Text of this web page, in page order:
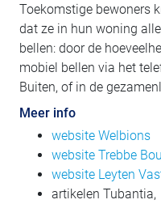
Toekomstige bewoners
dat ze in hun woning
bellen: door de
mobiel bellen via het
Buiten, of in de
Meer info
website Welbions
website Trebbe
website Leyten
artikelen Tubantia,